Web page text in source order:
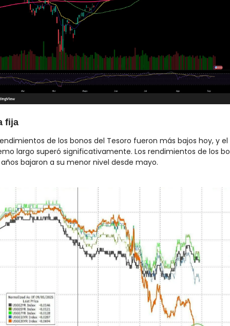
fija
de los bonos del Tesoro fueron más bajos hoy, y el
largo superó significativamente. Los rendimientos de los
bajaron a su menor nivel desde mayo.